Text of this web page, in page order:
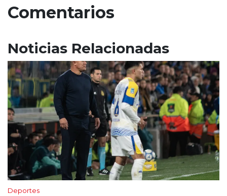
Comentarios
Noticias Relacionadas
Deportes